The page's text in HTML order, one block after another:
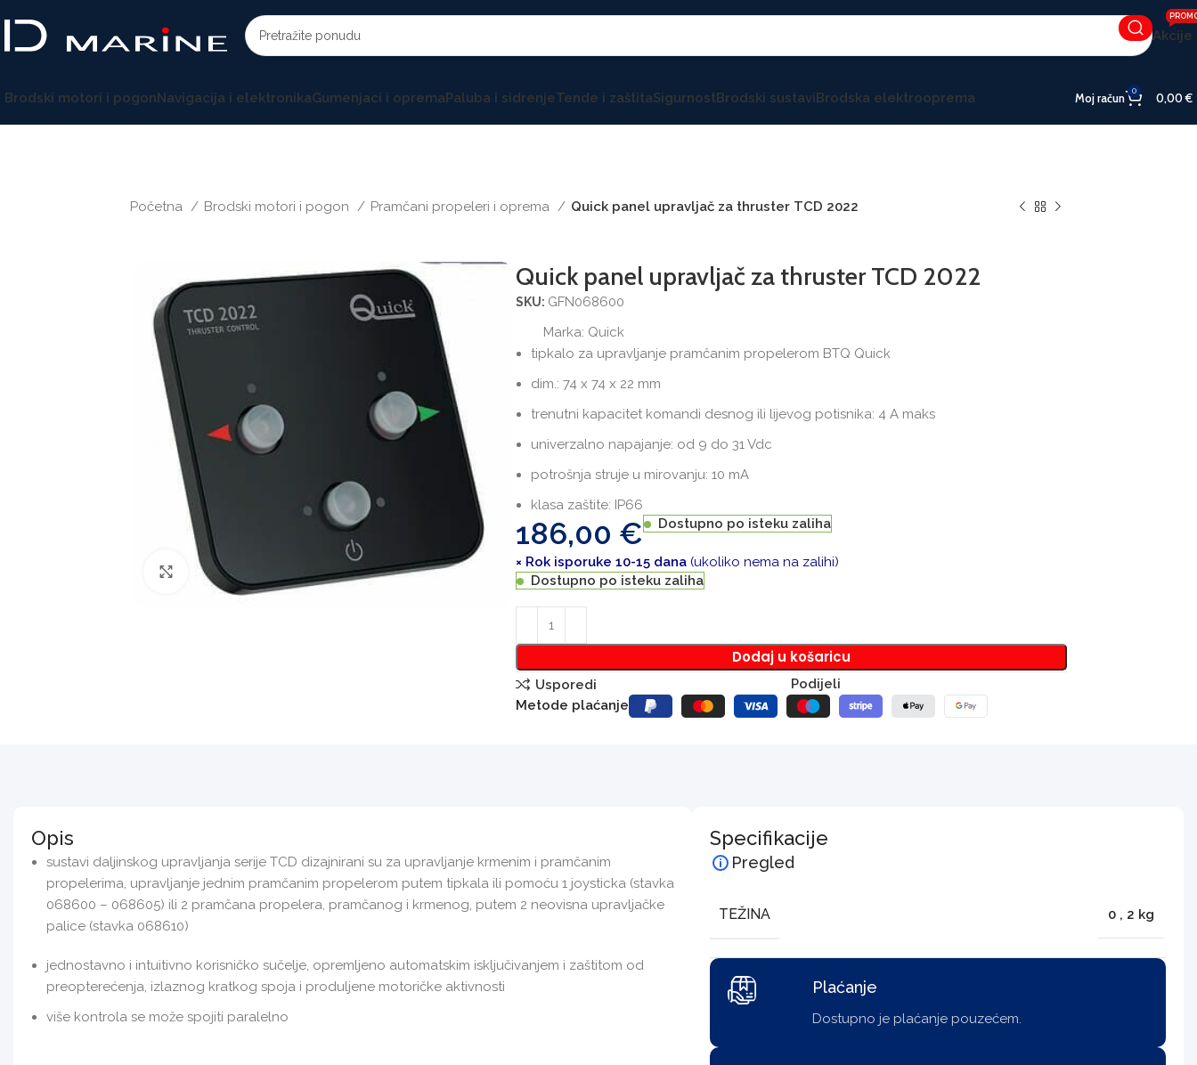
Akcije
Brodski motori i pogonNavigacija i elektronikaGumenjaci i opremaPaluba i sidrenjeTende i zaštitaSigurnostBrodski sustaviBrodska elektrooprema Moj račun 0 0,00€
Početna Brodski motori i pogon Pramčani propeleri i oprema Quick panel upravljač za thruster TCD 2022
Povećajte sliku
Quick panel upravljač za thruster TCD 2022
SKU: GFN068600
Marka: Quick
tipkalo za upravljanje pramčanim propelerom BTQ Quick
dim.: 74 x 74 x 22 mm
trenutni kapacitet komandi desnog ili lijevog potisnika: 4 A maks
univerzalno napajanje: od 9 do 31 Vdc
potrošnja struje u mirovanju:10 mA
klasa zaštite: IP66
186,00 € Dostupno po isteku zaliha
× Rok isporuke 10-15 dana (ukoliko nema na zalihi)
Dostupno po isteku zaliha
Dodaj u košaricu
Usporedi
Podijeli
Metode plaćanje
Opis
sustavi daljinskog upravljanja serije TCD dizajnirani su za upravljanje krmenim i pramčanim
propelerima, upravljanje jednim pramčanim propelerom putem tipkala ili pomoću 1 joysticka (stavka
068600 – 068605) ili 2 pramčana propelera, pramčanog i krmenog, putem 2 neovisna upravljačke
palice (stavka 068610)
jednostavno i intuitivno korisničko sučelje, opremljeno automatskim isključivanjem i zaštitom od
preopterećenja, izlaznog kratkog spoja i produljene motoričke aktivnosti
više kontrola se može spojiti paralelno
Specifikacije
Pregled
TEŽINA 0 , 2 kg
Plaćanje
Dostupno je plaćanje pouzećem.